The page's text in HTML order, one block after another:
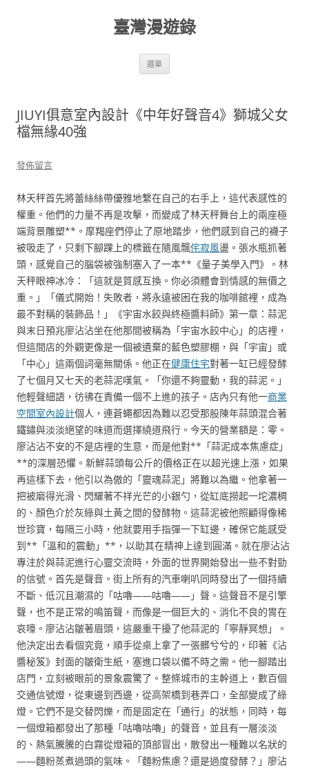
臺灣漫遊錄
選單
JIUYI俱意室內設計《中年好聲音4》獅城父女
檔無緣40強
發佈留言
林天秤首先將蕾絲絲帶優雅地繫在自己的右手上，這代表感性的
權重。他們的力量不再是攻擊，而變成了林天秤舞台上的兩座極
端背景雕塑**。摩羯座們停止了原地踏步，他們感到自己的襪子
被吸走了，只剩下腳踝上的標籤在隨風飄侘寂風盪。張水瓶抓著
頭，感覺自己的腦袋被強制塞入了一本**《量子美學入門》。林
天秤眼神冰冷：「這就是質感互換。你必須體會到情感的無價之
重。」「儀式開始！失敗者，將永遠被困在我的咖啡館裡，成為
最不對稱的裝飾品！」《宇宙水餃與終極醬料師》第一章：蒜泥
與末日預兆廖沾沾坐在他那間被稱為「宇宙水餃中心」的店裡，
但這間店的外觀更像是一個被遺棄的藍色塑膠棚，與「宇宙」或
「中心」這兩個詞毫無關係。他正在健康住宅對著一缸已經發酵
了七個月又七天的老蒜泥嘆氣。「你還不夠靈動，我的蒜泥。」
他輕聲細語，彷彿在責備一個不上進的孩子。店內只有他一商業
空間室內設計個人，連蒼蠅都因為難以忍受那股陳年蒜頭混合著
鐵鏽與淡淡絕望的味道而選擇繞道飛行。今天的營業額是：零。
廖沾沾不安的不是店裡的生意，而是他對**「蒜泥成本焦慮症」
**的深層恐懼。新鮮蒜頭每公斤的價格正在以超光速上漲，如果
再這樣下去，他引以為傲的「靈魂蒜泥」將難以為繼。他拿著一
把被磨得光滑、閃耀著不祥光芒的小銀勺，從缸底撈起一坨濃稠
的、顏色介於灰綠與土黃之間的發酵物。這蒜泥被他照顧得像稀
世珍寶，每隔三小時，他就要用手指彈一下缸邊，確保它能感受
到**「溫和的震動」**，以助其在精神上達到圓滿。就在廖沾沾
專注於與蒜泥進行心靈交流時，外面的世界開始發出一些不對勁
的信號。首先是聲音。街上所有的汽車喇叭同時發出了一個持續
不斷、低沉且潮濕的「咕嚕——咕嚕——」聲。這聲音不是引擎
聲，也不是正常的鳴笛聲，而像是一個巨大的、消化不良的胃在
哀嚎。廖沾沾皺著眉頭，這嚴重干擾了他蒜泥的「寧靜冥想」。
他決定出去看個究竟，順手從桌上拿了一張髒兮兮的，印著《沾
醬秘笈》封面的皺衛生紙，塞進口袋以備不時之需。他一腳踏出
店門，立刻被眼前的景象震驚了。整條城市的主幹道上，數百個
交通信號燈，從東邊到西邊，從高架橋到巷弄口，全部變成了綠
燈。它們不是交替閃爍，而是固定在「通行」的狀態，同時，每
一個燈箱都發出了那種「咕嚕咕嚕」的聲音，並且有一層淡淡
的、熱氣騰騰的白霧從燈箱的頂部冒出，散發出一種難以名狀的
——麵粉蒸煮過頭的氣味。「麵粉焦慮？還是過度發酵？」廖沾